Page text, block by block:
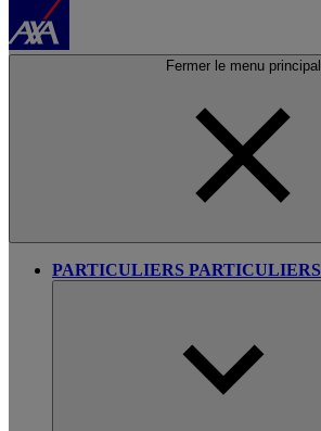
Fermer le menu principal
PARTICULIERS PARTICULIERS